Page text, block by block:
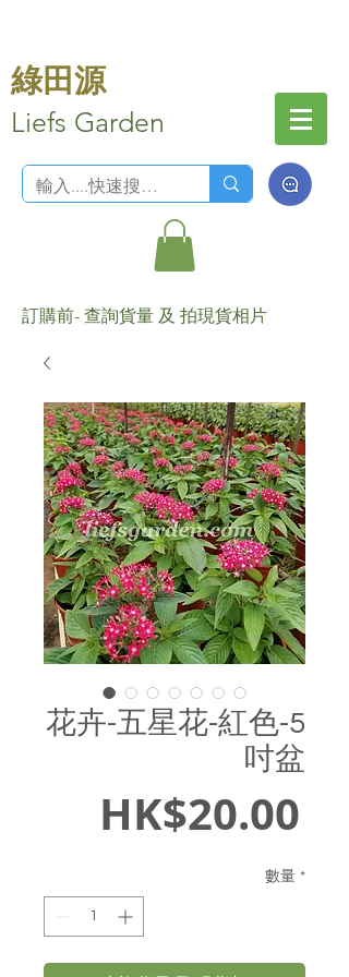
綠田源
Liefs Garden
訂購前- 查詢貨量 及 拍現貨相片
花卉-五星花-紅色-5
吋盆
HK$20.00
格
數量 *